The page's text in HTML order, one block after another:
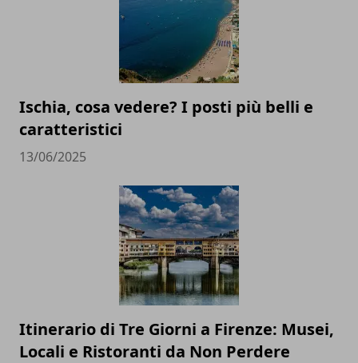
Ischia, cosa vedere? I posti più belli e
caratteristici
13/06/2025
Itinerario di Tre Giorni a Firenze: Musei,
Locali e Ristoranti da Non Perdere